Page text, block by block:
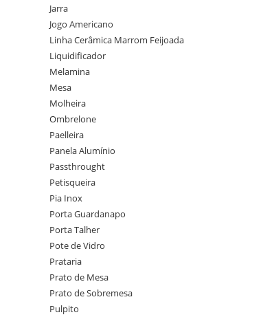
Jarra
Jogo Americano
Linha Cerâmica Marrom Feijoada
Liquidificador
Melamina
Mesa
Molheira
Ombrelone
Paelleira
Panela Alumínio
Passthrought
Petisqueira
Pia Inox
Porta Guardanapo
Porta Talher
Pote de Vidro
Prataria
Prato de Mesa
Prato de Sobremesa
Pulpito